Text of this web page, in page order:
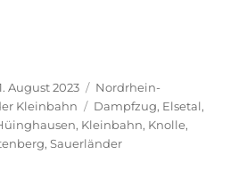
der Kleinbahn: Fahrt auf
August 2023 Kategorien
Nordrhein-
Kleinbahn Schlagwörter
Dampfzug, Elsetal,
, Kleinbahn, Knolle,
,Sauerländer